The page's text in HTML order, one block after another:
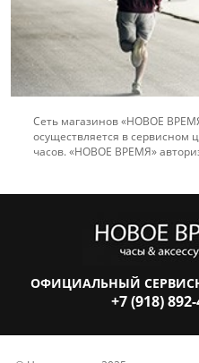
Сеть магазинов «НОВОЕ
осуществляется в сервисном
часов. «НОВОЕ ВРЕМЯ»
ОФИЦИАЛЬНЫЙ
+7 (918)